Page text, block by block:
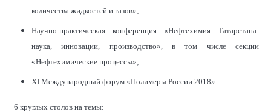
количества жидкостей и газов»;
Научно-практическая конференция «Нефтехимия Татарстана:
наука, инновации, производство», в том числе секции
«Нефтехимические процессы»;
XI Международный форум «Полимеры России 2018».
6 круглых столов на темы: